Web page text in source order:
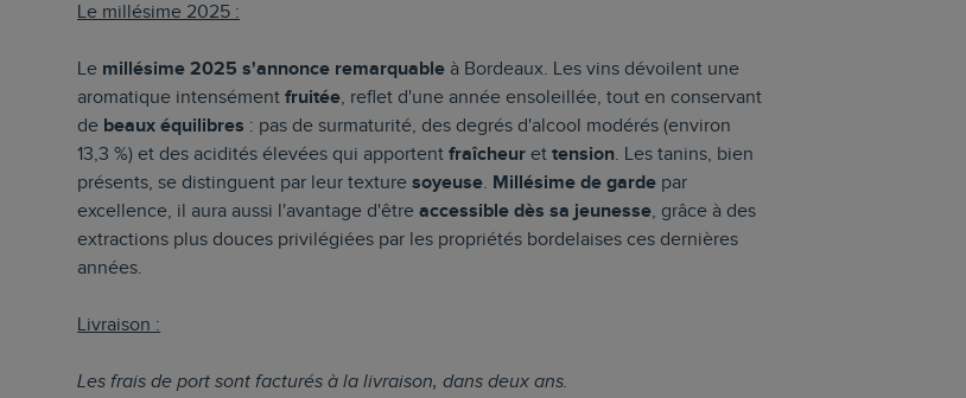
Le millésime 2025 :
Le millésime 2025 s'annonce remarquable à Bordeaux. Les vins dévoilent une
aromatique intensémentfruitée, reflet d'une année ensoleillée, tout en conservant
de beaux équilibres : pas de surmaturité, des degrés d'alcool modérés (environ
13,3 %) et des acidités élevées qui apportentfraîcheur ettension. Les tanins, bien
présents, se distinguent par leur texturesoyeuse. Millésime de garde par
excellence, il aura aussi l'avantage d'êtreaccessible dès sa jeunesse, grâce à des
extractions plus douces privilégiées par les propriétés bordelaises ces dernières
années.
Livraison :
Les frais de port sont facturés à la livraison, dans deux ans.